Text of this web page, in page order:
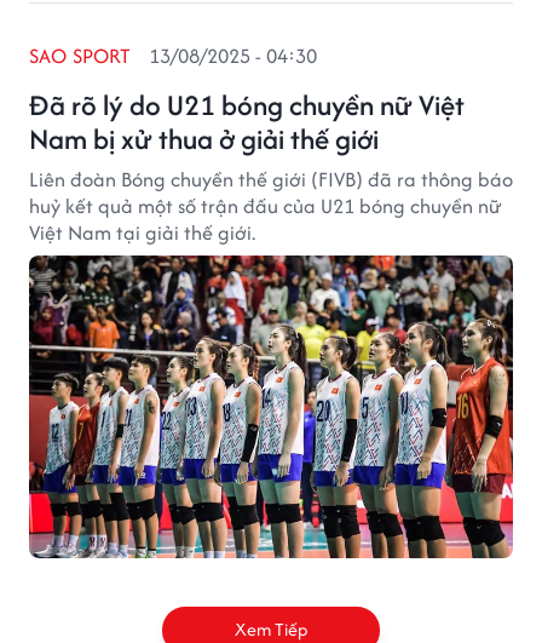
Đã rõ lý do U21 bóng chuyền nữ Việt
Nam bị xử thua ở giải thế giới
SAO SPORT 13/08/2025 - 04:30
Liên đoàn Bóng chuyền thế giới (FIVB) đã ra thông báo
huỷ kết quả một số trận đấu của U21 bóng chuyền nữ
Việt Nam tại giải thế giới.
Xem Tiếp